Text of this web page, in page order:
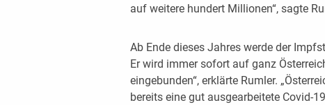
auf weitere hundert Millionen“, sagte
Ab Ende dieses Jahres werde der
Er wird immer sofort auf ganz
eingebunden“, erklärte Rumler.
bereits eine gut ausgearbeitete Covid-